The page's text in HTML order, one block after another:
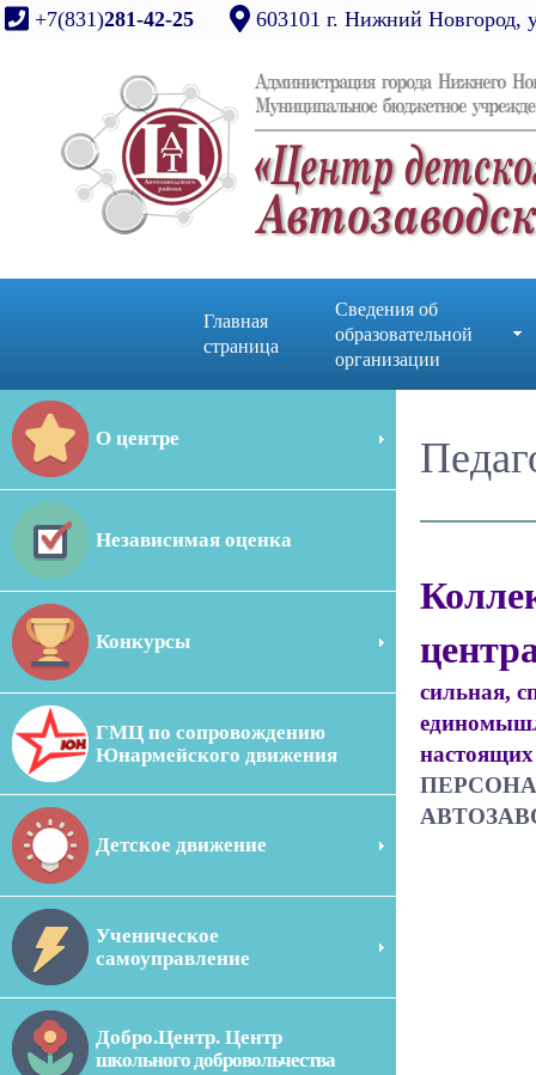
+7(831)281-42-25 603101 г. Нижний Новгород,
Главная
страница
Сведения об
образовательной
организации
О центре
Независимая оценка
Конкурсы
ГМЦ по сопровождению
Юнармейского движения
Детское движение
Ученическое
самоуправление
Добро.Центр. Центр
школьного добровольчества
сильная,
настоящих